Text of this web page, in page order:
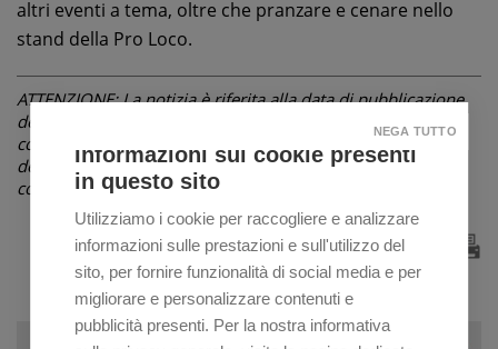
altri eventi a tema, oltre che pranzare e cenare nello
stand della Pro Loco.
ATTENZIONE: La notizia è riferita alla data di pubblicazione
dell'articolo indicata in alto, sotto il titolo. Le informazioni
contenute possono pertanto, nel corso del tempo, subire
delle variazioni non riportate in questa pagina, ma in
comunicazioni successive o non essere più attuali.
Informazioni sui cookie presenti
in questo sito
Utilizziamo i cookie per raccogliere e analizzare
informazioni sulle prestazioni e sull'utilizzo del
sito, per fornire funzionalità di social media e per
migliorare e personalizzare contenuti e
pubblicità presenti. Per la nostra informativa
NEGA TUTTO